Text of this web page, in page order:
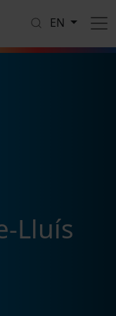
EN
Lluís